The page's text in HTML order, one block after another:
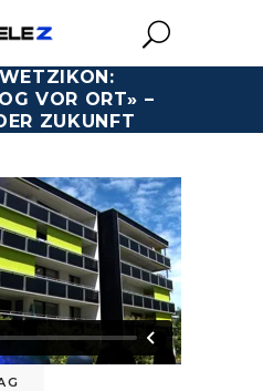
VOR ORT» –
ZUKUNFT